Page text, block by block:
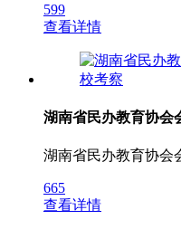
599
查看详情
湖南省民办教育协会
湖南省民办教育协会
665
查看详情